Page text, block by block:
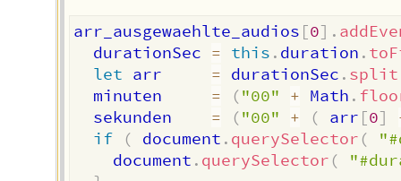
arr_ausgewaehlte_audios [0] .
  durationSec
= this . duration .
let arr = durationSec . split
  minuten
= ("00" + Math .
  sekunden
= ("00" + ( arr [0]
if
( document . querySelector (
    document
. querySelector (